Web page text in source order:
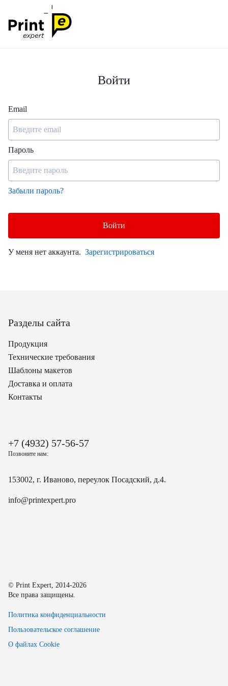
Войти
Email
Пароль
Забыли пароль?
Войти
У меня нет аккаунта. Зарегистрироваться
Разделы сайта
Продукция
Технические требования
Шаблоны макетов
Доставка и оплата
Контакты
+7 (4932) 57-56-57
Позвоните нам:
153002, г. Иваново, переулок Посадский, д.4.
info@printexpert.pro
© Print Expert, 2014-2026
Все права защищены.
Политика конфиденциальности
Пользовательское соглашение
О файлах Cookie